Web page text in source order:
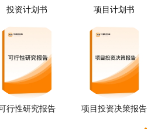
投资计划书 项目计划书
行性研究报告 项目投资决策报告